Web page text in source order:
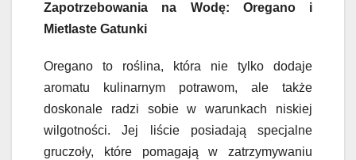
Zapotrzebowania na Wodę: Oregano i
Mietlaste Gatunki
Oregano to roślina, która nie tylko dodaje
aromatu kulinarnym potrawom, ale także
doskonale radzi sobie w warunkach niskiej
wilgotności. Jej liście posiadają specjalne
gruczoły, które pomagają w zatrzymywaniu